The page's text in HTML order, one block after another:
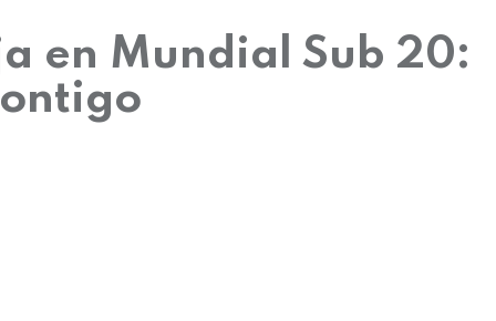
en Mundial Sub 20: